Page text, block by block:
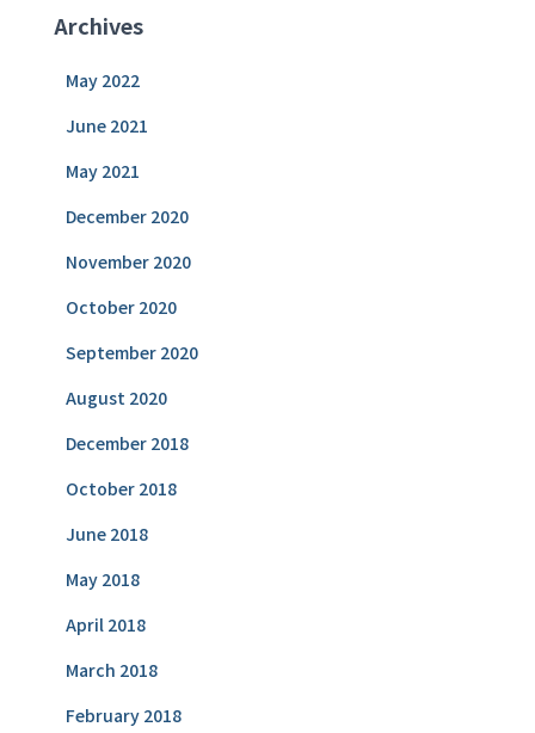
Archives
May 2022
June 2021
May 2021
December 2020
November 2020
October 2020
September 2020
August 2020
December 2018
October 2018
June 2018
May 2018
April 2018
March 2018
February 2018